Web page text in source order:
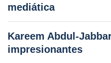
mediática
Kareem Abdul-
impresionantes